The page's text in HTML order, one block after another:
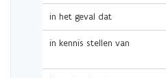
in het geval dat
in kennis stellen van